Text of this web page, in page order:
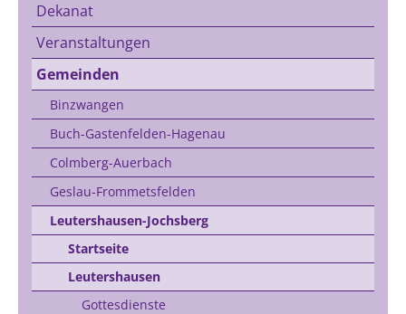
Dekanat
Veranstaltungen
Gemeinden
Binzwangen
Buch-Gastenfelden-Hagenau
Colmberg-Auerbach
Geslau-Frommetsfelden
Leutershausen-Jochsberg
Startseite
Leutershausen
Gottesdienste